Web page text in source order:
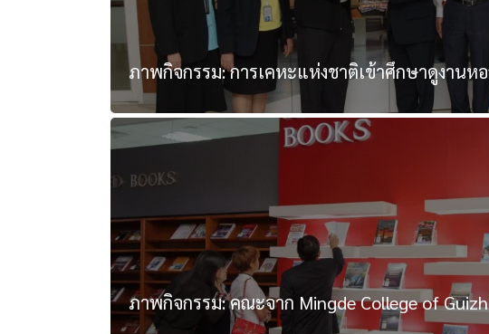
ภาพกิจกรรม: การเคหะแห่งชาติเข้าศึกษาดูงานห
ภาพกิจกรรม: คณะจาก Mingde College of